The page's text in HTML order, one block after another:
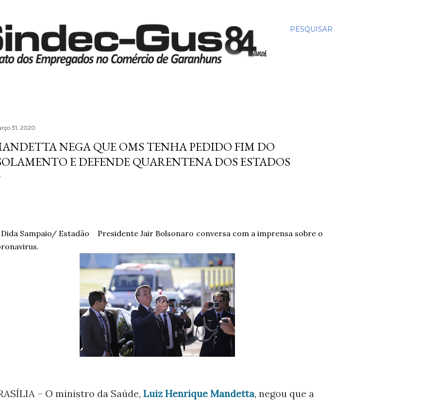
PESQUISAR
31, 2020
NEGA QUE OMS TENHA PEDIDO FIM DO
E DEFENDE QUARENTENA DOS ESTADOS
Sampaio/ Estadão
Presidente Jair Bolsonaro conversa com a imprensa sobre o
– O ministro da Saúde, Luiz Henrique Mandetta, negou que a